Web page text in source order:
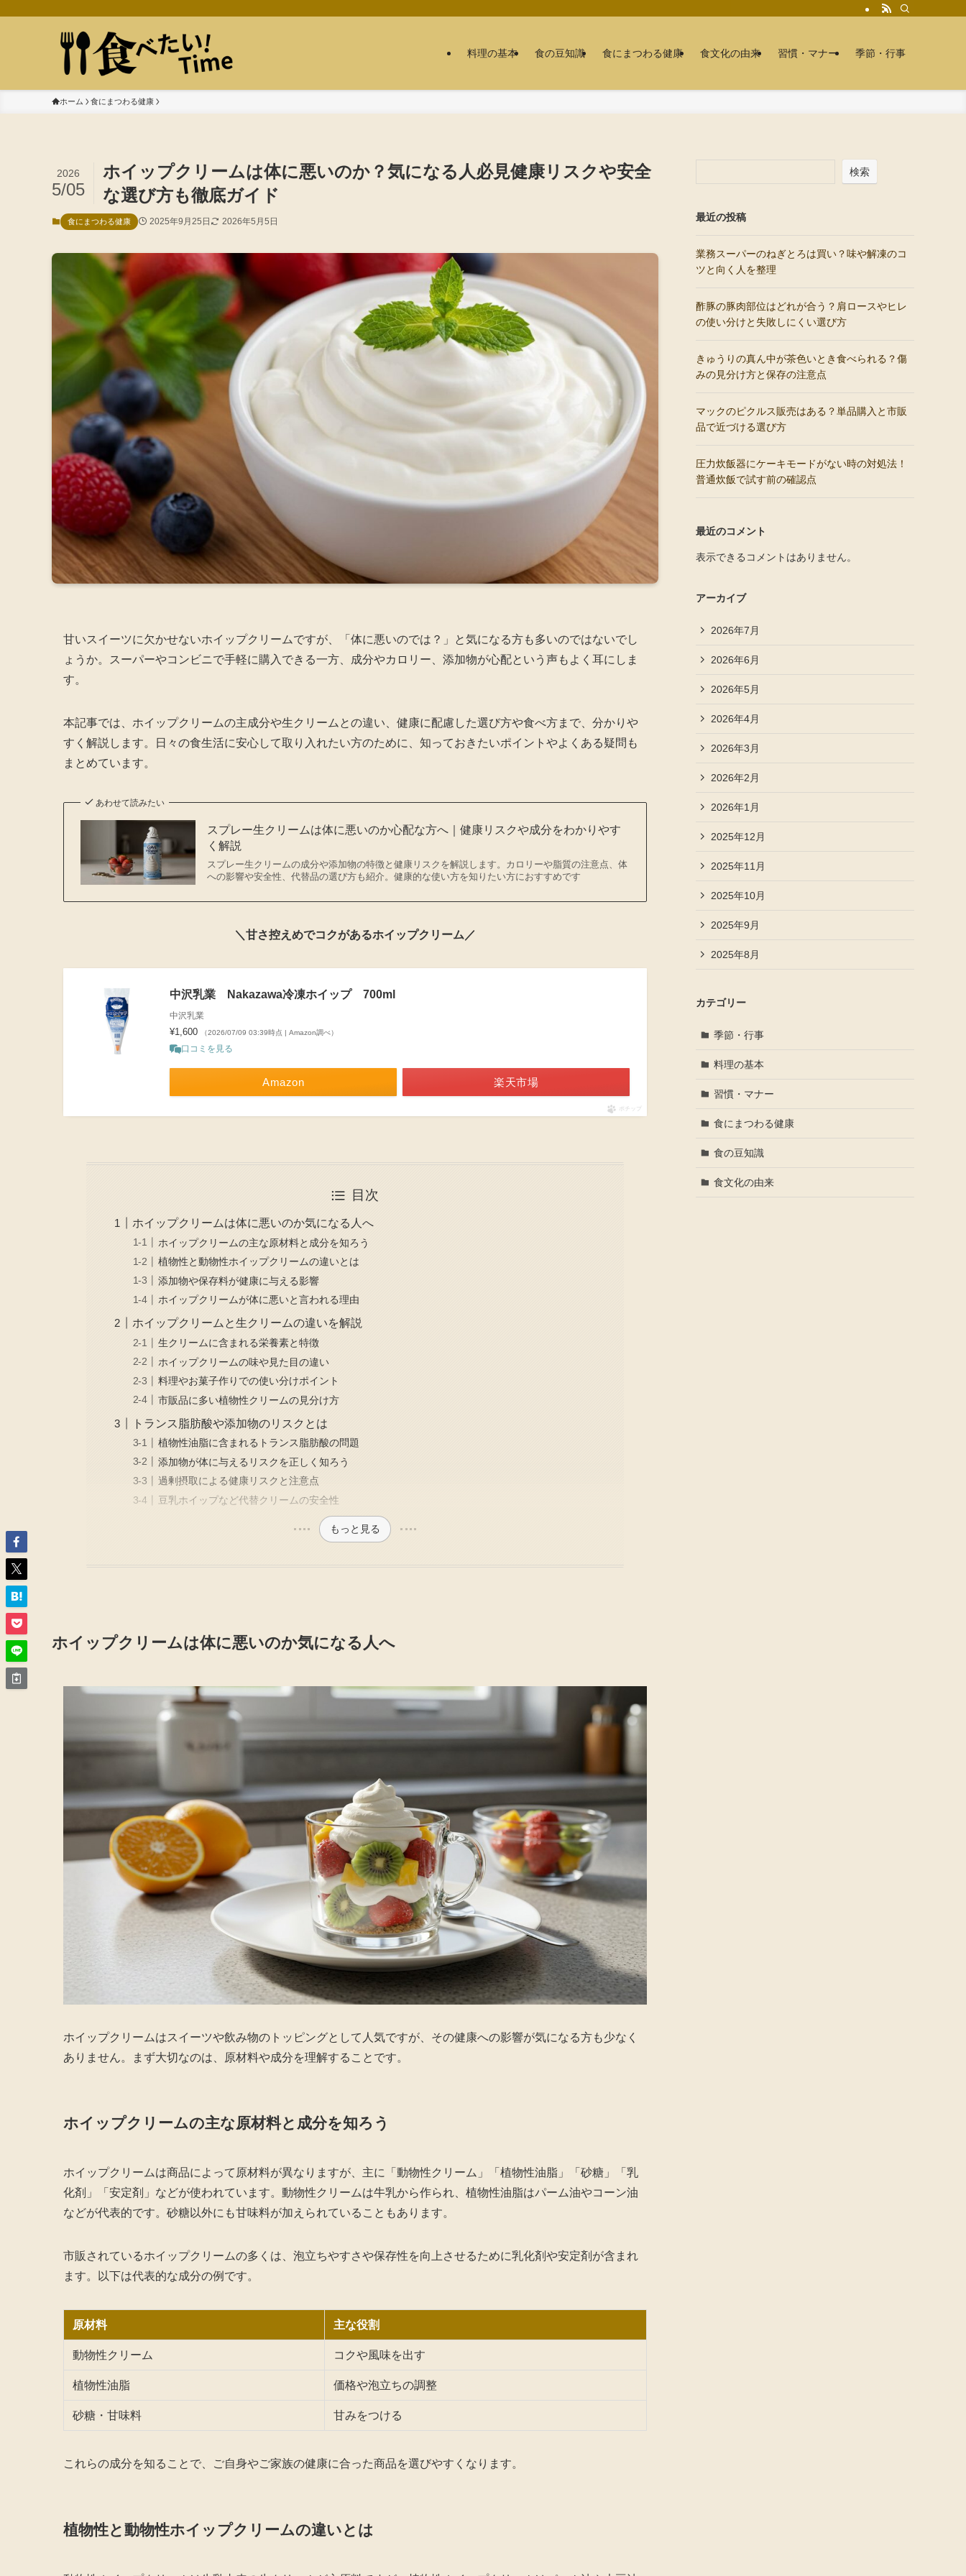
料理の基本 食の豆知識 食にまつわる健康 食文化の由来 習慣・マナー 季節・行事
ホーム 食にまつわる健康
ホイップクリームは体に悪いのか？気になる人必見健康リスクや安全
な選び方も徹底ガイド
2026
5/05
食にまつわる健康 2025年9月25日 2026年5月5日
甘いスイーツに欠かせないホイップクリームですが、「体に悪いのでは？」と気になる方も多いのではないでし
ょうか。スーパーやコンビニで手軽に購入できる一方、成分やカロリー、添加物が心配という声もよく耳にしま
す。
本記事では、ホイップクリームの主成分や生クリームとの違い、健康に配慮した選び方や食べ方まで、分かりや
すく解説します。日々の食生活に安心して取り入れたい方のために、知っておきたいポイントやよくある疑問も
まとめています。
あわせて読みたい
スプレー生クリームは体に悪いのか心配な方へ｜健康リスクや成分をわかりやす
く解説
スプレー生クリームの成分や添加物の特徴と健康リスクを解説します。カロリーや脂質の注意点、体
への影響や安全性、代替品の選び方も紹介。健康的な使い方を知りたい方におすすめです
＼甘さ控えめでコクがあるホイップクリーム／
中沢乳業 Nakazawa冷凍ホイップ 700ml
中沢乳業
¥1,600 （2026/07/09 03:39時点 | Amazon調べ）
口コミを見る
Amazon 楽天市場
ポチップ
目次
ホイップクリームは体に悪いのか気になる人へ
ホイップクリームの主な原材料と成分を知ろう
植物性と動物性ホイップクリームの違いとは
添加物や保存料が健康に与える影響
ホイップクリームが体に悪いと言われる理由
ホイップクリームと生クリームの違いを解説
生クリームに含まれる栄養素と特徴
ホイップクリームの味や見た目の違い
料理やお菓子作りでの使い分けポイント
市販品に多い植物性クリームの見分け方
トランス脂肪酸や添加物のリスクとは
植物性油脂に含まれるトランス脂肪酸の問題
添加物が体に与えるリスクを正しく知ろう
過剰摂取による健康リスクと注意点
豆乳ホイップなど代替クリームの安全性
もっと見る
ホイップクリームは体に悪いのか気になる人へ
ホイップクリームはスイーツや飲み物のトッピングとして人気ですが、その健康への影響が気になる方も少なく
ありません。まず大切なのは、原材料や成分を理解することです。
ホイップクリームの主な原材料と成分を知ろう
ホイップクリームは商品によって原材料が異なりますが、主に「動物性クリーム」「植物性油脂」「砂糖」「乳
化剤」「安定剤」などが使われています。動物性クリームは牛乳から作られ、植物性油脂はパーム油やコーン油
などが代表的です。砂糖以外にも甘味料が加えられていることもあります。
市販されているホイップクリームの多くは、泡立ちやすさや保存性を向上させるために乳化剤や安定剤が含まれ
ます。以下は代表的な成分の例です。
原材料 主な役割
動物性クリーム コクや風味を出す
植物性油脂 価格や泡立ちの調整
砂糖・甘味料 甘みをつける
これらの成分を知ることで、ご自身やご家族の健康に合った商品を選びやすくなります。
植物性と動物性ホイップクリームの違いとは
検索
最近の投稿
業務スーパーのねぎとろは買い？味や解凍のコ
ツと向く人を整理
酢豚の豚肉部位はどれが合う？肩ロースやヒレ
の使い分けと失敗しにくい選び方
きゅうりの真ん中が茶色いとき食べられる？傷
みの見分け方と保存の注意点
マックのピクルス販売はある？単品購入と市販
品で近づける選び方
圧力炊飯器にケーキモードがない時の対処法！
普通炊飯で試す前の確認点
最近のコメント
表示できるコメントはありません。
アーカイブ
2026年7月
2026年6月
2026年5月
2026年4月
2026年3月
2026年2月
2026年1月
2025年12月
2025年11月
2025年10月
2025年9月
2025年8月
カテゴリー
季節・行事
料理の基本
習慣・マナー
食にまつわる健康
食の豆知識
食文化の由来